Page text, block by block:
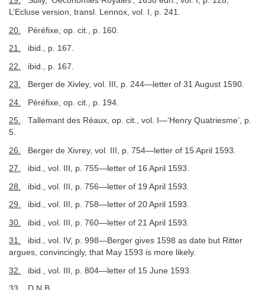
L’Ecluse version, transl. Lennox, vol. I, p. 241.
20. Péréfixe, op. cit., p. 160.
21. ibid., p. 167.
22. ibid., p. 167.
23. Berger de Xivley, vol. III, p. 244—letter of 31 August 1590.
24. Péréfixe, op. cit., p. 194.
25. Tallemant des Réaux, op. cit., vol. I—‘Henry Quatriesme’, p.
5.
26. Berger de Xivrey, vol. III, p. 754—letter of 15 April 1593.
27. ibid., vol. III, p. 755—letter of 16 April 1593.
28. ibid., vol. III, p. 756—letter of 19 April 1593.
29. ibid., vol. III, p. 758—letter of 20 April 1593.
30. ibid., vol. III, p. 760—letter of 21 April 1593.
31. ibid., vol. IV, p. 998—Berger gives 1598 as date but Ritter
argues, convincingly, that May 1593 is more likely.
32. ibid., vol. III, p. 804—letter of 15 June 1593.